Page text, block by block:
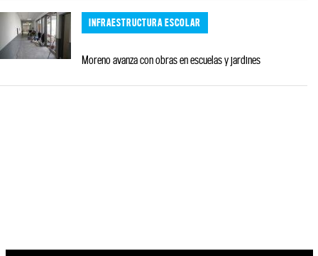
INFRAESTRUCTURA ESCOLAR
Moreno avanza con obras en escuelas y jardines